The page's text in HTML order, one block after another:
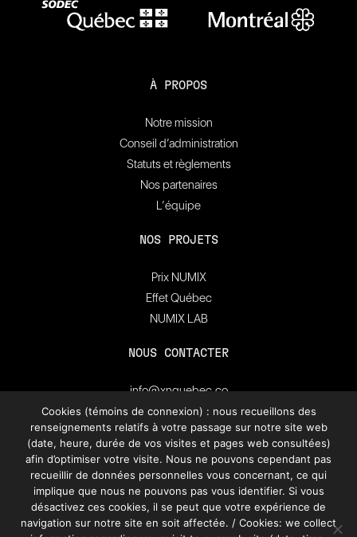
À PROPOS
Notre mission
Conseil d’administration
Statuts et règlements
Nos partenaires
L’équipe
NOS PROJETS
Prix NUMIX
Effet Québec
NUMIX LAB
NOUS CONTACTER
info@xnquebec.co
Salle de presse
FAQ
Inscrivez-vous à
l'infolettre de XN Québec.
Cookies (témoins de connexion) : nous recueillons des
renseignements relatifs à votre passage sur notre site web
(date, heure, durée de vos visites et pages web consultées)
afin d’optimiser votre visite. Nous ne pouvons cependant pas
recueillir de données personnelles vous concernant, ce qui
implique que nous ne pouvons pas vous identifier. Si vous
désactivez ces cookies, il se peut que votre expérience de
navigation sur notre site en soit affectée. / Cookies: we collect